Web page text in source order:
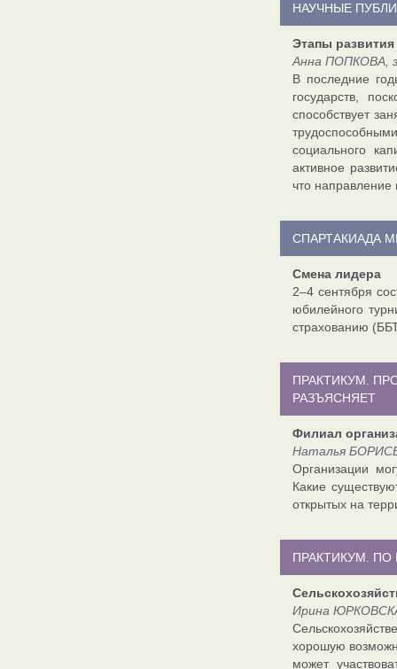
НАУЧНЫЕ
Этапы
Анна ПОПКОВА,
В последние
государств,
способствует
социального
активное
что направление
СПАРТАКИАДА
Смена лидера
2–4 сентября
юбилейного
страхованию
ПРАКТИКУМ.
РАЗЪЯСНЯЕТ
Филиал
Наталья
Организации
Какие
открытых на
ПРАКТИКУМ.
Ирина
хорошую
может